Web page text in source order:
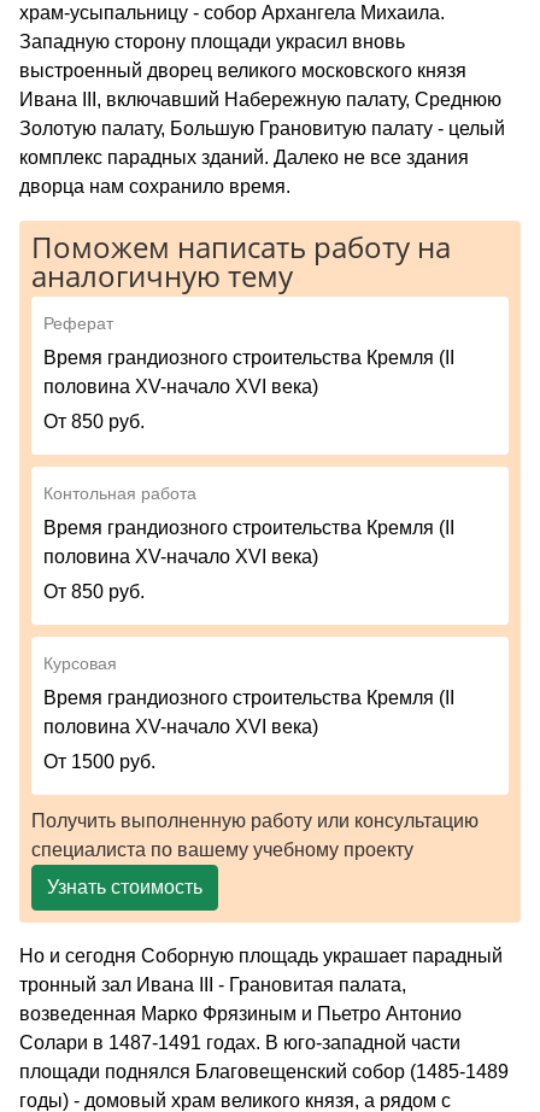
храм-усыпальницу - собор Архангела Михаила.
Западную сторону площади украсил вновь
выстроенный дворец великого московского князя
Ивана III, включавший Набережную палату, Среднюю
Золотую палату, Большую Грановитую палату - целый
комплекс парадных зданий. Далеко не все здания
дворца нам сохранило время.
Поможем написать работу на
аналогичную тему
Реферат
Время грандиозного строительства Кремля (II
половина XV-начало XVI века)
От 850 руб.
Контольная работа
Время грандиозного строительства Кремля (II
половина XV-начало XVI века)
От 850 руб.
Курсовая
Время грандиозного строительства Кремля (II
половина XV-начало XVI века)
От 1500 руб.
Получить выполненную работу или консультацию
специалиста по вашему учебному проекту
Узнать стоимость
Но и сегодня Соборную площадь украшает парадный
тронный зал Ивана III - Грановитая палата,
возведенная Марко Фрязиным и Пьетро Антонио
Солари в 1487-1491 годах. В юго-западной части
площади поднялся Благовещенский собор (1485-1489
годы) - домовый храм великого князя, а рядом с